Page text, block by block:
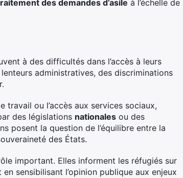
des demandes d’asile à l’échelle de
à des difficultés dans l’accès à leurs
administratives, des discriminations
travail ou l’accès aux services sociaux,
des législations nationales ou des
posent la question de l’équilibre entre la
des États.
important. Elles informent les réfugiés sur
sensibilisant l’opinion publique aux enjeux